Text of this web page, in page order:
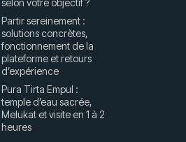
Partir sereinement :
solutions concrètes,
fonctionnement de la
plateforme et retours
d’expérience
Pura Tirta Empul :
temple d’eau sacrée,
Melukat et visite en 1 à 2
heures